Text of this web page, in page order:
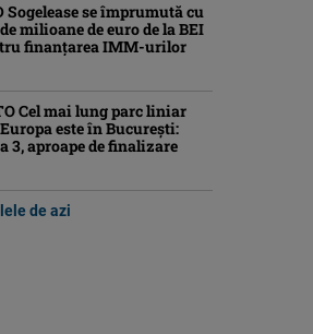
Sogelease se împrumută cu
milioane de euro de la BEI
finanțarea IMM-urilor
Cel mai lung parc liniar
este în București:
3, aproape de finalizare
de azi